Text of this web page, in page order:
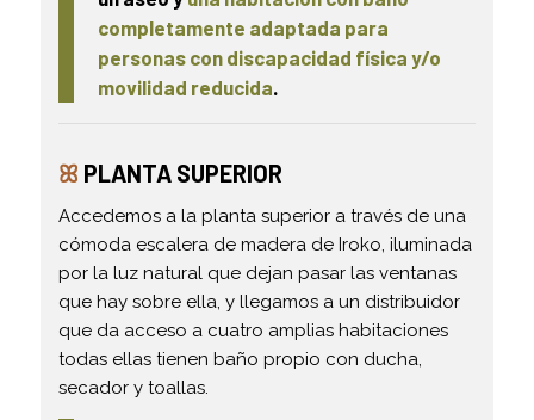
completamente adaptada para
personas con discapacidad física y/o
movilidad reducida.
ꕤ PLANTA SUPERIOR
Accedemos a la planta superior a través de una
cómoda escalera de madera de Iroko, iluminada
por la luz natural que dejan pasar las ventanas
que hay sobre ella, y llegamos a un distribuidor
que da acceso a cuatro amplias habitaciones
todas ellas tienen baño propio con ducha,
secador y toallas.